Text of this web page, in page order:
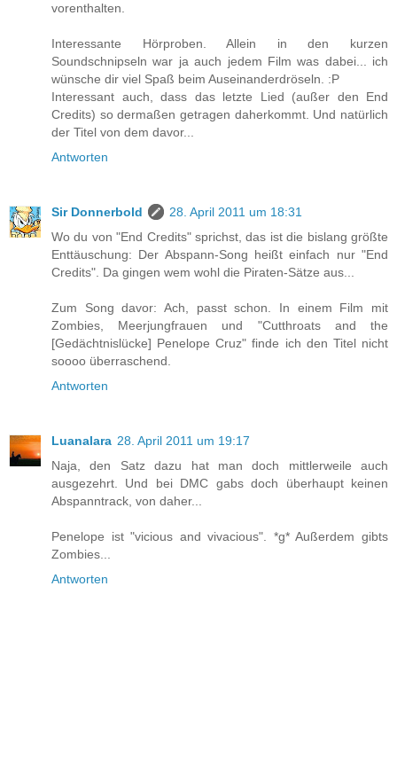
vorenthalten.
Interessante Hörproben. Allein in den kurzen
Soundschnipseln war ja auch jedem Film was dabei... ich
wünsche dir viel Spaß beim Auseinanderdröseln. :P
Interessant auch, dass das letzte Lied (außer den End
Credits) so dermaßen getragen daherkommt. Und natürlich
der Titel von dem davor...
Antworten
Sir Donnerbold
28. April 2011 um 18:31
Wo du von "End Credits" sprichst, das ist die bislang größte
Enttäuschung: Der Abspann-Song heißt einfach nur "End
Credits". Da gingen wem wohl die Piraten-Sätze aus...
Zum Song davor: Ach, passt schon. In einem Film mit
Zombies, Meerjungfrauen und "Cutthroats and the
[Gedächtnislücke] Penelope Cruz" finde ich den Titel nicht
soooo überraschend.
Antworten
Luanalara 28. April 2011 um 19:17
Naja, den Satz dazu hat man doch mittlerweile auch
ausgezehrt. Und bei DMC gabs doch überhaupt keinen
Abspanntrack, von daher...
Penelope ist "vicious and vivacious". *g* Außerdem gibts
Zombies...
Antworten